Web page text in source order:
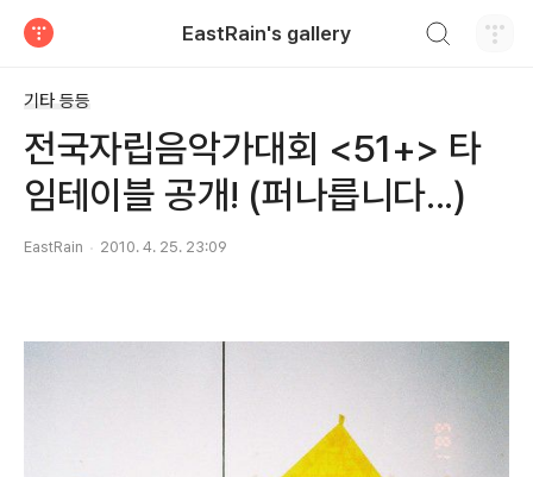
EastRain's gallery
기타 등등
전국자립음악가대회 <51+> 타
임테이블 공개! (퍼나릅니다...)
EastRain 2010. 4. 25. 23:09